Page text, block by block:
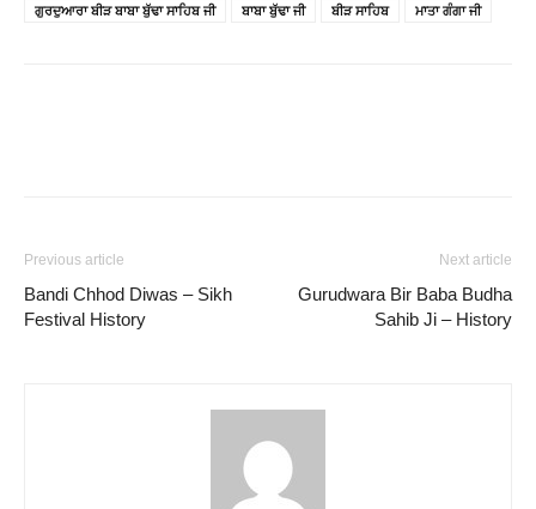
ਗੁਰਦੁਆਰਾ ਬੀੜ ਬਾਬਾ ਬੁੱਢਾ ਸਾਹਿਬ ਜੀ
ਬਾਬਾ ਬੁੱਢਾ ਜੀ ਬੀੜ ਸਾਹਿਬ ਮਾਤਾ ਗੰਗਾ ਜੀ
Previous article
Bandi Chhod Diwas – Sikh
Festival History
Next article
Gurudwara Bir Baba Budha
Sahib Ji – History